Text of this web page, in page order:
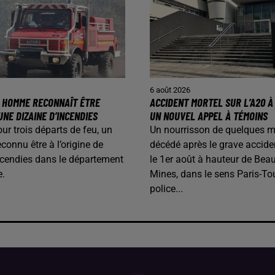
RECONNAÎT ÊTRE
DIZAINE D’INCENDIES
trois départs de feu, un
être à l’origine de
dans le département
6 août 2026
ACCIDENT MORTEL SUR L’A20
UN NOUVEL APPEL À TÉMOINS
Un nourrisson de quelques
décédé après le grave
le 1er août à hauteur de
Mines, dans le sens Paris-
police...